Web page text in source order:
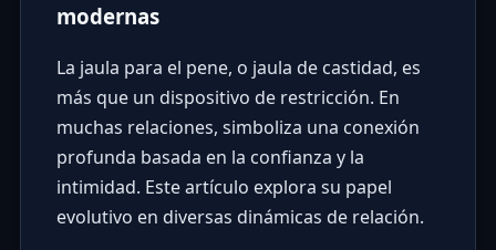
modernas
La jaula para el pene, o jaula de castidad, es
más que un dispositivo de restricción. En
muchas relaciones, simboliza una conexión
profunda basada en la confianza y la
intimidad. Este artículo explora su papel
evolutivo en diversas dinámicas de relación.